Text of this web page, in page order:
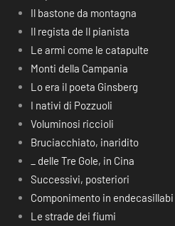
Il bastone da montagna
Il regista de Il pianista
Le armi come le catapulte
Monti della Campania
Lo era il poeta Ginsberg
I nativi di Pozzuoli
Voluminosi riccioli
Bruciacchiato, inaridito
_ delle Tre Gole, in Cina
Successivi, posteriori
Componimento in
Le strade dei fiumi